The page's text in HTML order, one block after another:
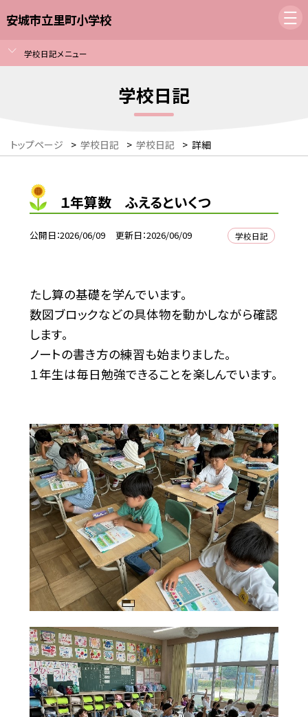
安城市立里町小学校
学校日記メニュー
学校日記
トップページ > 学校日記 > 学校日記 > 詳細
１年算数 ふえるといくつ
公開日 2026/06/09 更新日 2026/06/09 学校日記
たし算の基礎を学んでいます。
数図ブロックなどの具体物を動かしながら確認
します。
ノートの書き方の練習も始まりました。
１年生は毎日勉強できることを楽しんでいます。